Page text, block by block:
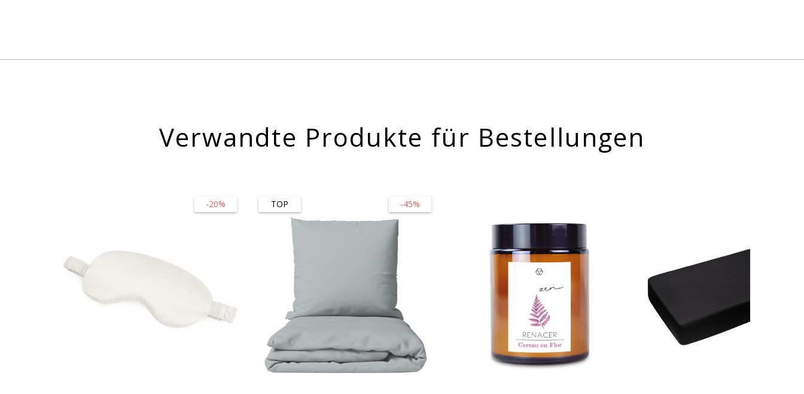
Verwandte Produkte für Bestellungen
-20% -45%
TOP